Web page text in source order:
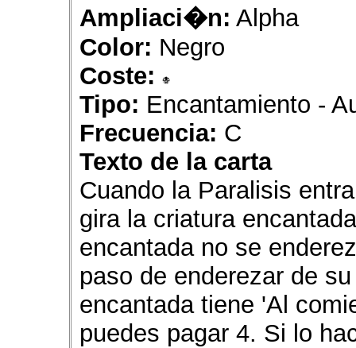
Ampliaci�n: Alpha
Color: Negro
Coste:
Tipo: Encantamiento -
Frecuencia: C
Texto de la carta
Cuando la Paralisis
gira la criatura
encantada no se
paso de enderezar de
encantada tiene 'Al
puedes pagar 4. Si lo